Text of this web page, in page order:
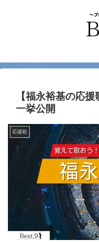
【福永裕基の応
一挙公開
応援歌